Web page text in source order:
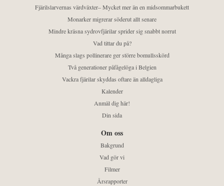
Fjärilslarvernas värdväxter– Mycket mer än en midsommarbukett
Monarker migrerar söderut allt senare
Mindre kräsna sydrovfjärilar sprider sig snabbt norrut
Vad tittar du på?
Många slags pollinerare ger större bomullsskörd
Två generationer påfågelöga i Belgien
Vackra fjärilar skyddas oftare än alldagliga
Kalender
Anmäl dig här!
Din sida
Om oss
Bakgrund
Vad gör vi
Filmer
Årsrapporter